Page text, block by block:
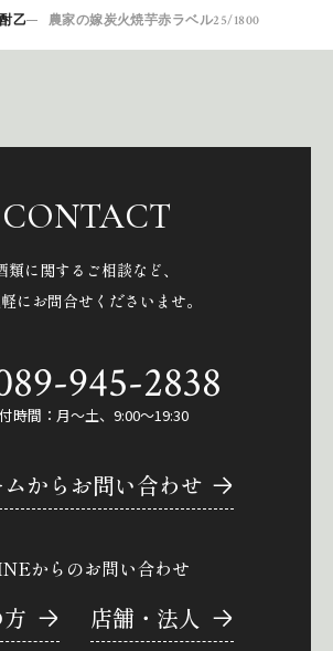
乙 農家の嫁炭火焼芋赤ラベル25/1800
CONTACT
類に関するご相談など、
にお問合せくださいませ。
945-2838
時間：月～土、9:00～19:30
からお問い合わせ
からのお問い合わせ
店舗・法人